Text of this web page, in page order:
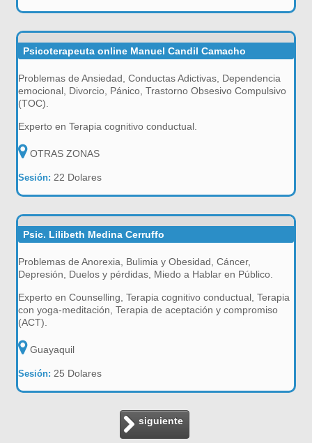
Psicoterapeuta online Manuel Candil Camacho
Problemas de Ansiedad, Conductas Adictivas, Dependencia
emocional, Divorcio, Pánico, Trastorno Obsesivo Compulsivo
(TOC).
Experto en Terapia cognitivo conductual.
OTRAS ZONAS
Sesión:22 Dolares
Psic. Lilibeth Medina Cerruffo
Problemas de Anorexia, Bulimia y Obesidad, Cáncer,
Depresión, Duelos y pérdidas, Miedo a Hablar en Público.
Experto en Counselling, Terapia cognitivo conductual, Terapia
con yoga-meditación, Terapia de aceptación y compromiso
(ACT).
Guayaquil
Sesión:25 Dolares
siguiente